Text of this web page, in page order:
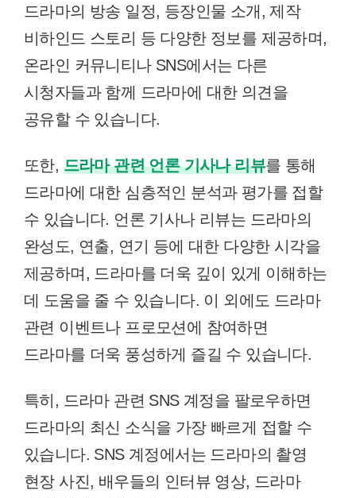
드라마의 방송 일정, 등장인물 소개, 제작
비하인드 스토리 등 다양한 정보를 제공하며,
온라인 커뮤니티나 SNS에서는 다른
시청자들과 함께 드라마에 대한 의견을
공유할 수 있습니다.
또한, 드라마 관련 언론 기사나 리뷰를 통해
드라마에 대한 심층적인 분석과 평가를 접할
수 있습니다. 언론 기사나 리뷰는 드라마의
완성도, 연출, 연기 등에 대한 다양한 시각을
제공하며, 드라마를 더욱 깊이 있게 이해하는
데 도움을 줄 수 있습니다. 이 외에도 드라마
관련 이벤트나 프로모션에 참여하면
드라마를 더욱 풍성하게 즐길 수 있습니다.
특히, 드라마 관련 SNS 계정을 팔로우하면
드라마의 최신 소식을 가장 빠르게 접할 수
있습니다. SNS 계정에서는 드라마의 촬영
현장 사진, 배우들의 인터뷰 영상, 드라마